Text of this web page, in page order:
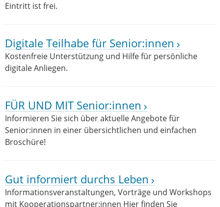
Eintritt ist frei.
Digitale Teilhabe für Senior:innen
Kostenfreie Unterstützung und Hilfe für persönliche
digitale Anliegen.
FÜR UND MIT Senior:innen
Informieren Sie sich über aktuelle Angebote für
Senior:innen in einer übersichtlichen und einfachen
Broschüre!
Gut informiert durchs Leben
Informationsveranstaltungen, Vorträge und Workshops
mit Kooperationspartner:innen Hier finden Sie